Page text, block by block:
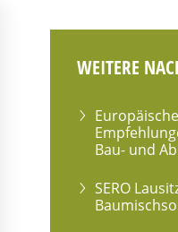
WEITERE
Bau- und
SERO